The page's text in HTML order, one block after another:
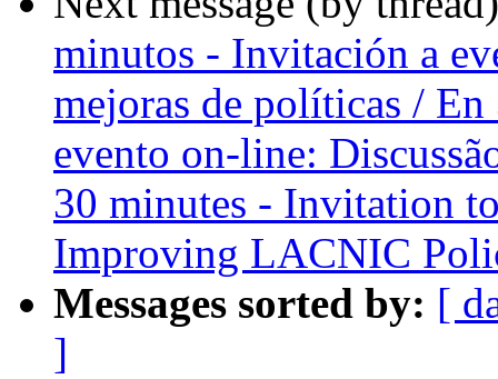
minutos - Invitación a
mejoras de políticas /
evento on-line:
30 minutes - Invitation
Improving LACNIC
Messages sorted by: [
]